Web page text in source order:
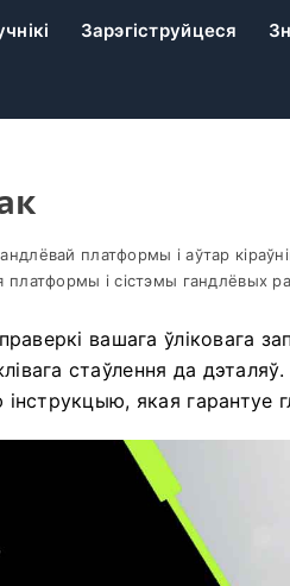
Зарэгіструйцеся
платформы і аўтар
платформы і сістэмы гандлёвых
вашага ўліковага
стаўлення да дэталяў.
якая гарантуе